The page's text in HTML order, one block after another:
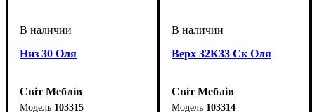
Низ 30 Оля
Світ Меблів
103315
Верх 32К33 Ск Оля
Світ Меблів
103314